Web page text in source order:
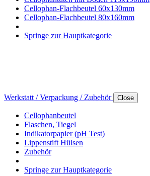
Cellophan-Flachbeutel 60x130mm
Cellophan-Flachbeutel 80x160mm
Springe zur Hauptkategorie
Werkstatt / Verpackung / Zubehör Close
Cellophanbeutel
Flaschen, Tiegel
Indikatorpapier (pH Test)
Lippenstift Hülsen
Zubehör
Springe zur Hauptkategorie